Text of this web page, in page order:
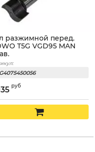
разжимной перед.
T5G VGD95 MAN
руб